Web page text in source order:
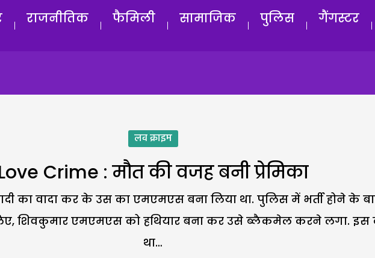
राजनीतिक फैमिली सामाजिक पुलिस गैंगस्टर
लव क्राइम
Crime : मौत की वजह बनी प्रेमिका
का वादा कर के उस का एमएमएस बना लिया था. पुलिस में भर्ती होने के
शिवकुमार एमएमएस को हथियार बना कर उसे ब्लैकमेल करने लगा. इस का
था…